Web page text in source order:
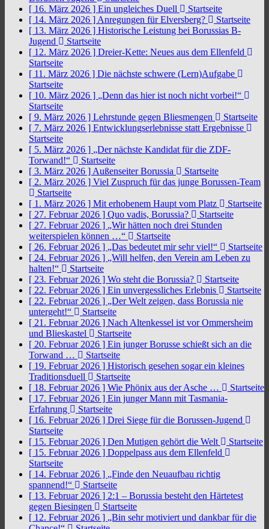
[ 16. März 2026 ] Ein ungleiches Duell
Startseite
[ 14. März 2026 ] Anregungen für Elversberg?
Startseite
[ 13. März 2026 ] Historische Leistung bei Borussias B-
Jugend
Startseite
[ 12. März 2026 ] Dreier-Kette: Neues aus dem Ellenfeld
Startseite
[ 11. März 2026 ] Die nächste schwere (Lern)Aufgabe
Startseite
[ 10. März 2026 ] „Denn das hier ist noch nicht vorbei!“
Startseite
[ 9. März 2026 ] Lehrstunde gegen Bliesmengen
Startseite
[ 7. März 2026 ] Entwicklungserlebnisse statt Ergebnisse
Startseite
[ 5. März 2026 ] „Der nächste Kandidat für die ZDF-
Torwand!“
Startseite
[ 3. März 2026 ] Außenseiter Borussia
Startseite
[ 2. März 2026 ] Viel Zuspruch für das junge Borussen-Team
Startseite
[ 1. März 2026 ] Mit erhobenem Haupt vom Platz
Startseite
[ 27. Februar 2026 ] Quo vadis, Borussia?
Startseite
[ 27. Februar 2026 ] „Wir hätten noch drei Stunden
weiterspielen können …“
Startseite
[ 26. Februar 2026 ] „Das bedeutet mir sehr viel!“
Startseite
[ 24. Februar 2026 ] „Will helfen, den Verein am Leben zu
halten!“
Startseite
[ 23. Februar 2026 ] Wo steht die Borussia?
Startseite
[ 22. Februar 2026 ] Ein unvergessliches Erlebnis
Startseite
[ 22. Februar 2026 ] „Der Welt zeigen, dass Borussia nie
untergeht!“
Startseite
[ 21. Februar 2026 ] Nach Altenkessel ist vor Ommersheim
und Blieskastel
Startseite
[ 20. Februar 2026 ] Ein junger Borusse schießt sich an die
Torwand …
Startseite
[ 19. Februar 2026 ] Historisch gesehen sogar ein kleines
Traditionsduell
Startseite
[ 18. Februar 2026 ] Wie Phönix aus der Asche …
Startseite
[ 17. Februar 2026 ] Ein junger Mann mit Tasmania-
Erfahrung
Startseite
[ 16. Februar 2026 ] Drei Siege für die Borussen-Jugend
Startseite
[ 15. Februar 2026 ] Den Mutigen gehört die Welt
Startseite
[ 15. Februar 2026 ] Doppelpass aus dem Ellenfeld
Startseite
[ 14. Februar 2026 ] „Finde den Neuaufbau richtig
spannend!“
Startseite
[ 13. Februar 2026 ] 2:1 – Borussia besteht den Härtetest
gegen Biesingen
Startseite
[ 12. Februar 2026 ] „Bin sehr motiviert und dankbar für die